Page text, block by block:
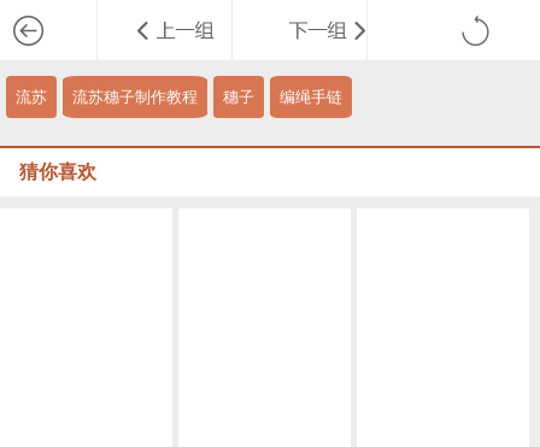
流苏 流苏穗子制作教程 穗子 编绳手链
猜你喜欢